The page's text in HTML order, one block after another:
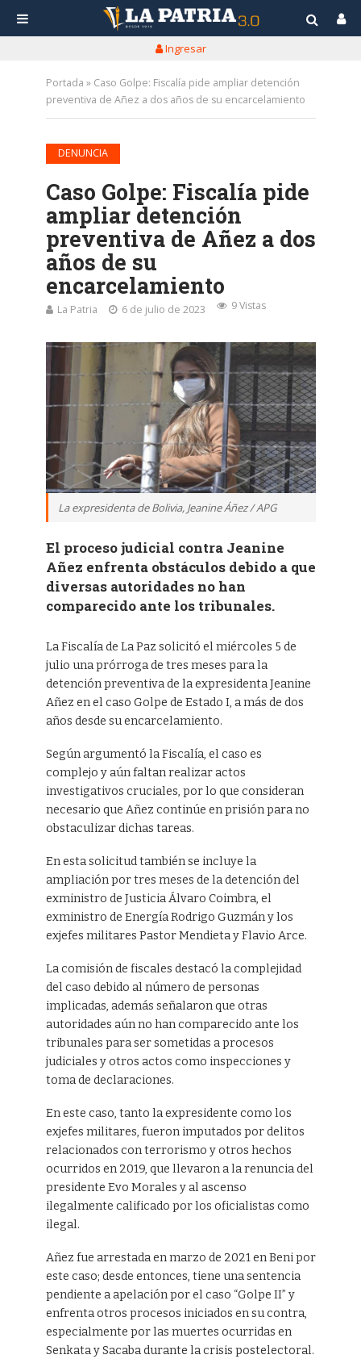
Ingresar
Portada » Caso Golpe: Fiscalía pide ampliar detención
preventiva de Añez a dos años de su encarcelamiento
DENUNCIA
Caso Golpe: Fiscalía pide
ampliar detención
preventiva de Añez a dos
años de su
encarcelamiento
La Patria 6 de julio de 2023 9 Vistas
La expresidenta de Bolivia, Jeanine Áñez / APG
El proceso judicial contra Jeanine
Añez enfrenta obstáculos debido a que
diversas autoridades no han
comparecido ante los tribunales.
La Fiscalía de La Paz solicitó el miércoles 5 de
julio una prórroga de tres meses para la
detención preventiva de la expresidenta Jeanine
Añez en el caso Golpe de Estado I, a más de dos
años desde su encarcelamiento.
Según argumentó la Fiscalía, el caso es
complejo y aún faltan realizar actos
investigativos cruciales, por lo que consideran
necesario que Añez continúe en prisión para no
obstaculizar dichas tareas.
En esta solicitud también se incluye la
ampliación por tres meses de la detención del
exministro de Justicia Álvaro Coimbra, el
exministro de Energía Rodrigo Guzmán y los
exjefes militares Pastor Mendieta y Flavio Arce.
La comisión de fiscales destacó la complejidad
del caso debido al número de personas
implicadas, además señalaron que otras
autoridades aún no han comparecido ante los
tribunales para ser sometidas a procesos
judiciales y otros actos como inspecciones y
toma de declaraciones.
En este caso, tanto la expresidente como los
exjefes militares, fueron imputados por delitos
relacionados con terrorismo y otros hechos
ocurridos en 2019, que llevaron a la renuncia del
presidente Evo Morales y al ascenso
ilegalmente calificado por los oficialistas como
ilegal.
Añez fue arrestada en marzo de 2021 en Beni por
este caso; desde entonces, tiene una sentencia
pendiente a apelación por el caso “Golpe II” y
enfrenta otros procesos iniciados en su contra,
especialmente por las muertes ocurridas en
Senkata y Sacaba durante la crisis postelectoral.